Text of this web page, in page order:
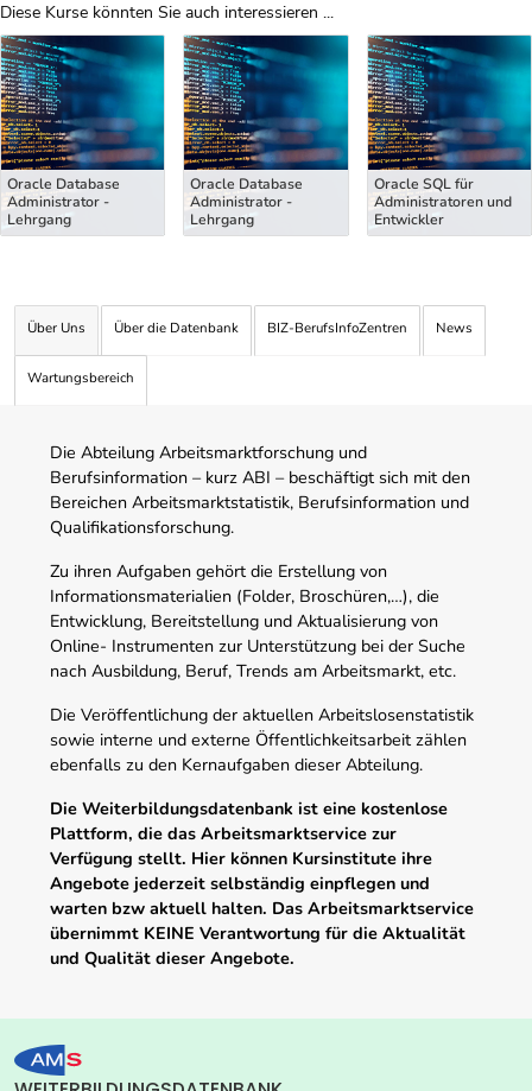
Diese Kurse könnten Sie auch interessieren ...
Uber Weiterbildungsvorschläge
Oracle Database
Administrator -
Lehrgang
Oracle Database
Administrator -
Lehrgang
Oracle SQL für
Administratoren und
Entwickler
Über Uns Über die Datenbank BIZ-BerufsInfoZentren News
Wartungsbereich
Die Abteilung Arbeitsmarktforschung und
Berufsinformation – kurz ABI – beschäftigt sich mit den
Bereichen Arbeitsmarktstatistik, Berufsinformation und
Qualifikationsforschung.
Zu ihren Aufgaben gehört die Erstellung von
Informationsmaterialien (Folder, Broschüren,…), die
Entwicklung, Bereitstellung und Aktualisierung von
Online- Instrumenten zur Unterstützung bei der Suche
nach Ausbildung, Beruf, Trends am Arbeitsmarkt, etc.
Die Veröffentlichung der aktuellen Arbeitslosenstatistik
sowie interne und externe Öffentlichkeitsarbeit zählen
ebenfalls zu den Kernaufgaben dieser Abteilung.
Die Weiterbildungsdatenbank ist eine kostenlose
Plattform, die das Arbeitsmarktservice zur
Verfügung stellt. Hier können Kursinstitute ihre
Angebote jederzeit selbständig einpflegen und
warten bzw aktuell halten. Das Arbeitsmarktservice
übernimmt KEINE Verantwortung für die Aktualität
und Qualität dieser Angebote.